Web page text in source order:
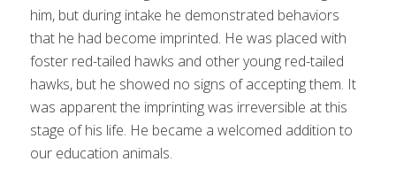
him, but during intake he demonstrated behaviors
that he had become imprinted. He was placed with
foster red-tailed hawks and other young red-tailed
hawks, but he showed no signs of accepting them. It
was apparent the imprinting was irreversible at this
stage of his life. He became a welcomed addition to
our education animals.